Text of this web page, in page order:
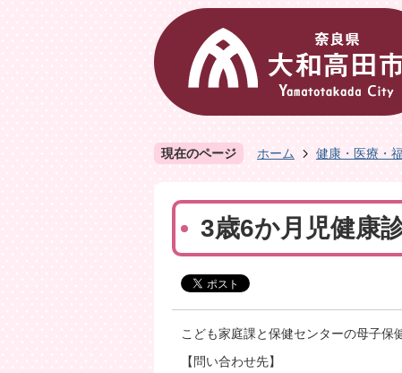
現在のページ ホーム 健康・医療・
3歳6か月児健康
こども家庭課と保健センターの母子保
【問い合わせ先】